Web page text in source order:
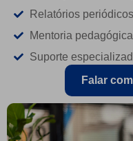
Relatórios
Mentoria
Suporte
Falar